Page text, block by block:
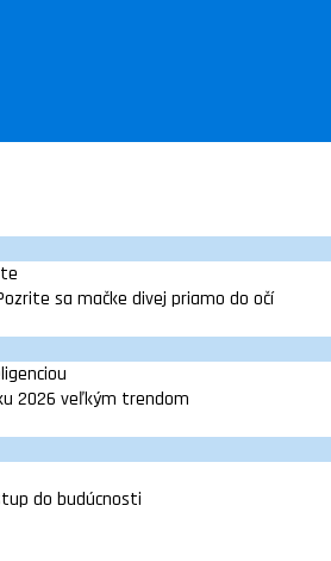
sa mačke divej priamo do očí
2026 veľkým trendom
do budúcnosti